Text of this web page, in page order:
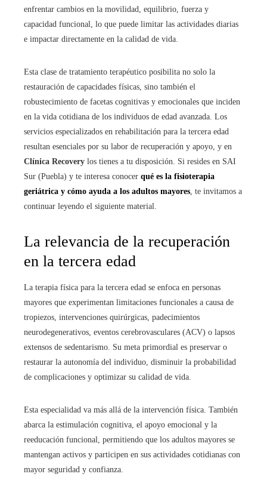
enfrentar cambios en la movilidad, equilibrio, fuerza y
capacidad funcional, lo que puede limitar las actividades diarias
e impactar directamente en la calidad de vida.
Esta clase de tratamiento terapéutico posibilita no solo la
restauración de capacidades físicas, sino también el
robustecimiento de facetas cognitivas y emocionales que inciden
en la vida cotidiana de los individuos de edad avanzada. Los
servicios especializados en rehabilitación para la tercera edad
resultan esenciales por su labor de recuperación y apoyo, y en
Clínica Recovery los tienes a tu disposición. Si resides en SAI
Sur (Puebla) y te interesa conocer qué es la fisioterapia
geriátrica y cómo ayuda a los adultos mayores, te invitamos a
continuar leyendo el siguiente material.
La relevancia de la recuperación
en la tercera edad
La terapia física para la tercera edad se enfoca en personas
mayores que experimentan limitaciones funcionales a causa de
tropiezos, intervenciones quirúrgicas, padecimientos
neurodegenerativos, eventos cerebrovasculares (ACV) o lapsos
extensos de sedentarismo. Su meta primordial es preservar o
restaurar la autonomía del individuo, disminuir la probabilidad
de complicaciones y optimizar su calidad de vida.
Esta especialidad va más allá de la intervención física. También
abarca la estimulación cognitiva, el apoyo emocional y la
reeducación funcional, permitiendo que los adultos mayores se
mantengan activos y participen en sus actividades cotidianas con
mayor seguridad y confianza.